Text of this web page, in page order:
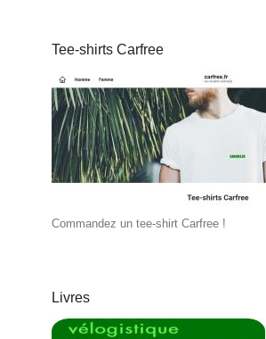
Tee-shirts Carfree
Commandez un tee-shirt Carfree !
Livres